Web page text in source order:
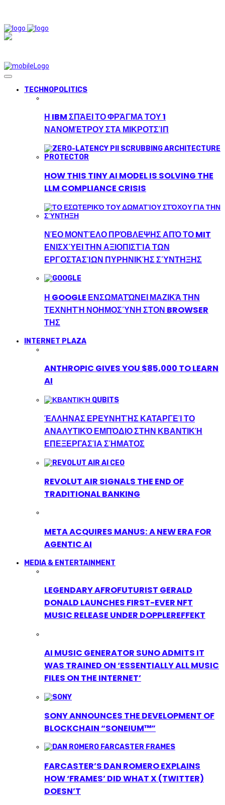
TECHNOPOLITICS
Η IBM ΣΠΆΕΙ ΤΟ ΦΡΆΓΜΑ ΤΟΥ 1
ΝΑΝΟΜΈΤΡΟΥ ΣΤΑ ΜΙΚΡΟΤΣΊΠ
HOW THIS TINY AI MODEL IS SOLVING THE
LLM COMPLIANCE CRISIS
ΝΈΟ ΜΟΝΤΈΛΟ ΠΡΌΒΛΕΨΗΣ ΑΠΌ ΤΟ MIT
ΕΝΙΣΧΎΕΙ ΤΗΝ ΑΞΙΟΠΙΣΤΊΑ ΤΩΝ
ΕΡΓΟΣΤΑΣΊΩΝ ΠΥΡΗΝΙΚΉΣ ΣΎΝΤΗΞΗΣ
Η GOOGLE ΕΝΣΩΜΑΤΏΝΕΙ ΜΑΖΙΚΆ ΤΗΝ
ΤΕΧΝΗΤΉ ΝΟΗΜΟΣΎΝΗ ΣΤΟΝ BROWSER
ΤΗΣ
INTERNET PLAZA
ANTHROPIC GIVES YOU $85,000 TO LEARN
AI
ΈΛΛΗΝΑΣ ΕΡΕΥΝΗΤΉΣ ΚΑΤΑΡΓΕΊ ΤΟ
ΑΝΑΛΥΤΙΚΌ ΕΜΠΌΔΙΟ ΣΤΗΝ ΚΒΑΝΤΙΚΉ
ΕΠΕΞΕΡΓΑΣΊΑ ΣΉΜΑΤΟΣ
REVOLUT AIR SIGNALS THE END OF
TRADITIONAL BANKING
META ACQUIRES MANUS: A NEW ERA FOR
AGENTIC AI
MEDIA & ENTERTAINMENT
LEGENDARY AFROFUTURIST GERALD
DONALD LAUNCHES FIRST-EVER NFT
MUSIC RELEASE UNDER DOPPLEREFFEKT
AI MUSIC GENERATOR SUNO ADMITS IT
WAS TRAINED ON ‘ESSENTIALLY ALL MUSIC
FILES ON THE INTERNET’
SONY ANNOUNCES THE DEVELOPMENT OF
BLOCKCHAIN “SONEIUM™”
FARCASTER’S DAN ROMERO EXPLAINS
HOW ‘FRAMES’ DID WHAT X (TWITTER)
DOESN’T